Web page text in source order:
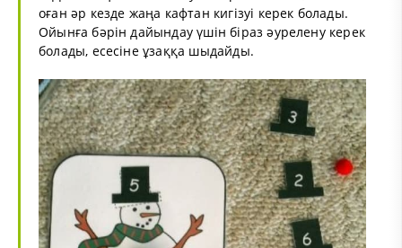
оған әр кезде жаңа кафтан кигізуі керек болады.
Ойынға бәрін дайындау үшін біраз әурелену керек
болады, есесіне ұзаққа шыдайды.